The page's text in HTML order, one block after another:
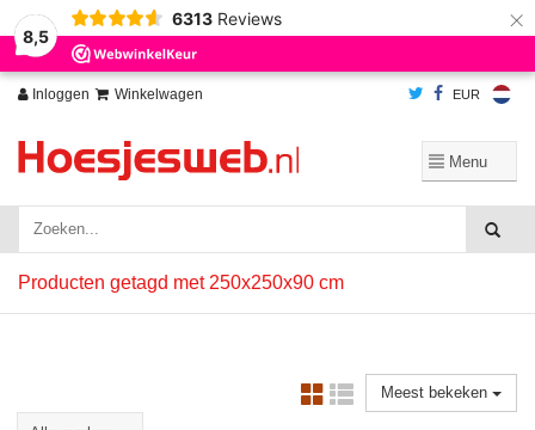
8,5
6313 Reviews ×
Inloggen Winkelwagen EUR
Producten getagd met 250x250x90 cm
Meest bekeken
Wij slaan cookies op om onze website te verbeteren. Is dat akkoord?
Ja
Nee